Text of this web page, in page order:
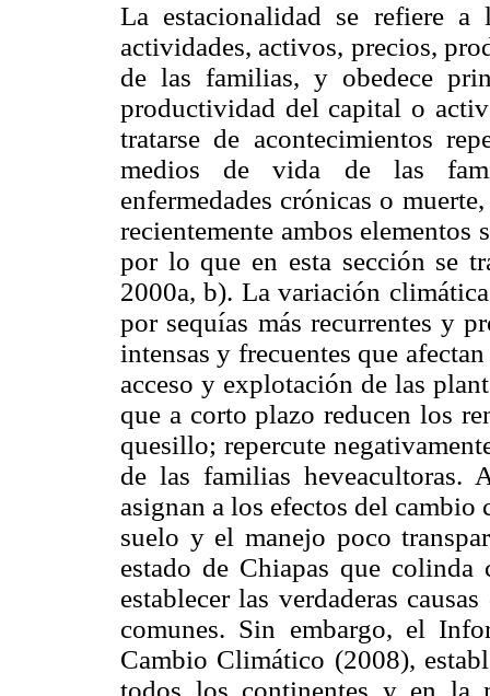
La estacionalidad se refiere a
actividades, activos, precios,
de las familias, y obedece
productividad del capital o
tratarse de acontecimientos
medios de vida de las
enfermedades crónicas o
recientemente ambos
por lo que en esta sección se
2000a, b). La variación
por sequías más recurrentes y
intensas y frecuentes que
acceso y explotación de las
que a corto plazo reducen los
quesillo; repercute
de las familias heveacultoras.
asignan a los efectos del
suelo y el manejo poco
estado de Chiapas que
establecer las verdaderas
comunes. Sin embargo, el
Cambio Climático (2008),